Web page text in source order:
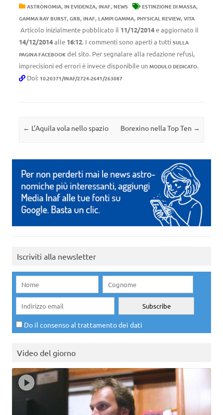
ASTRONOMIA, IN EVIDENZA, INAF, NEWS ESTINZIONE DI MASSA,
GAMMA RAY BURST, GRB, INAF, LAMPI GAMMA, PHYSICAL REVIEW, VITA
Articolo inizialmente pubblicato il 11/12/2014e aggiornato il
14/12/2014alle 16:12. I commenti sono aperti a tutti SULLA
PAGINA FACEBOOK del sito. Per segnalare alla redazione refusi,
imprecisioni ed errori è invece disponibile un MODULO DEDICATO.
Doi: 10.20371/INAF/2724-2641/263087
Navigazione articolo
← L’Aquila vola nello spazio Borexino nella Top Ten →
Iscriviti alla newsletter
Do il consenso al trattamento dei dati
Video del giorno